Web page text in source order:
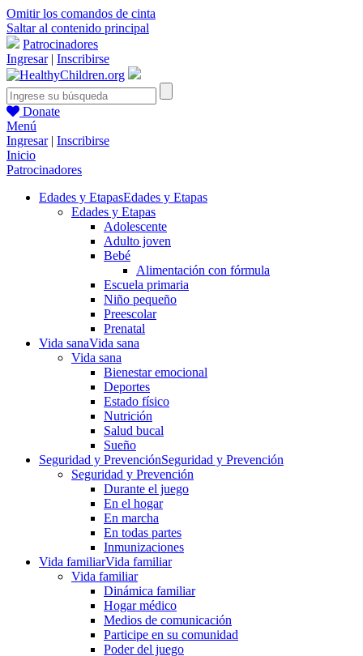
Omitir los comandos de cinta
Saltar al contenido principal
Patrocinadores
Ingresar| Inscribirse
Donate
Menú
Ingresar| Inscribirse
Inicio
Patrocinadores
Edades y EtapasEdades y Etapas
Edades y Etapas
Adolescente
Adulto joven
Bebé
Alimentación con fórmula
Escuela primaria
Niño pequeño
Preescolar
Prenatal
Vida sanaVida sana
Vida sana
Bienestar emocional
Deportes
Estado físico
Nutrición
Salud bucal
Sueño
Seguridad y PrevenciónSeguridad y Prevención
Seguridad y Prevención
Durante el juego
En el hogar
En marcha
En todas partes
Inmunizaciones
Vida familiarVida familiar
Vida familiar
Dinámica familiar
Hogar médico
Medios de comunicación
Participe en su comunidad
Poder del juego